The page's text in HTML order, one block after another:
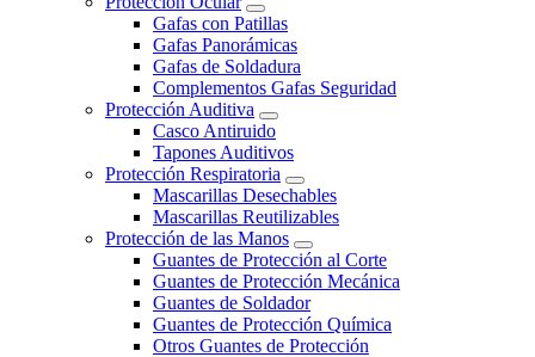
Gafas con Patillas
Gafas Panorámicas
Gafas de Soldadura
Complementos Gafas Seguridad
Protección Auditiva
Casco Antiruido
Tapones Auditivos
Protección Respiratoria
Mascarillas Desechables
Mascarillas Reutilizables
Protección de las Manos
Guantes de Protección al Corte
Guantes de Protección Mecánica
Guantes de Soldador
Guantes de Protección Química
Otros Guantes de Protección